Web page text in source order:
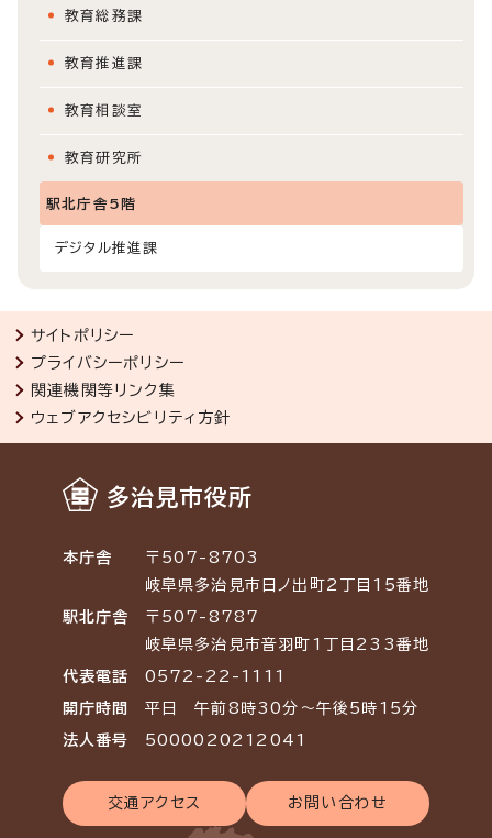
教育総務課
教育推進課
教育相談室
教育研究所
駅北庁舎5階
デジタル推進課
サイトポリシー
プライバシーポリシー
関連機関等リンク集
ウェブアクセシビリティ方針
多治見市役所
本庁舎
〒507-8703
岐阜県多治見市日ノ出町2丁目15番地
駅北庁舎
〒507-8787
岐阜県多治見市音羽町1丁目233番地
代表電話 0572-22-1111
開庁時間 平日 午前8時30分～午後5時15分
法人番号 5000020212041
交通アクセス お問い合わせ